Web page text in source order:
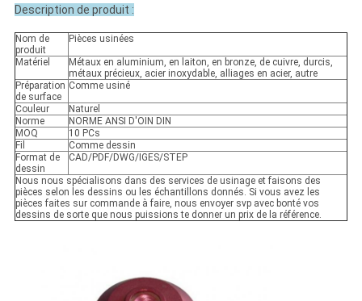
Description de produit :
Nom de
produit
Pièces usinées
Matériel
Métaux en aluminium, en laiton, en bronze, de cuivre, durcis,
métaux précieux, acier inoxydable, alliages en acier, autre
Préparation
de surface
Comme usiné
Couleur
Naturel
Norme
NORME ANSI D'OIN DIN
MOQ
10 PCs
Fil
Comme dessin
Format de
dessin
CAD/PDF/DWG/IGES/STEP
Nous nous spécialisons dans des services de usinage et faisons des
pièces selon les dessins ou les échantillons donnés. Si vous avez les
pièces faites sur commande à faire, nous envoyer svp avec bonté vos
dessins de sorte que nous puissions te donner un prix de la référence.